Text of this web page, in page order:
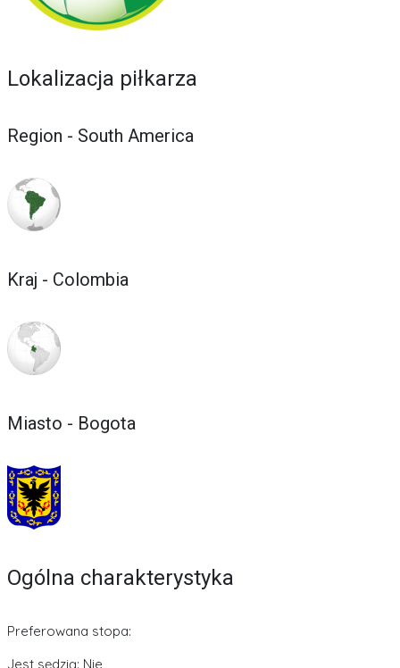
Lokalizacja piłkarza
Region - South America
Kraj - Colombia
Miasto - Bogota
Ogólna charakterystyka
Preferowana stopa:
Jest sędzią: Nie